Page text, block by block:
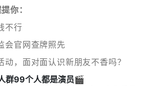
所提供的個人資料將會用作市場推廣(包
意 日新舍私隱政策
你：
不行
会官网查牌照先
，面对面认识新朋友不香吗？
群99个人都是演员🎬